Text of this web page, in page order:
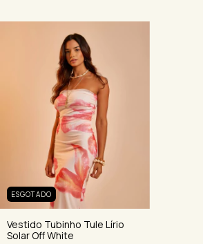
ESGOTADO
Vestido Tubinho Tule Lírio
Solar Off White